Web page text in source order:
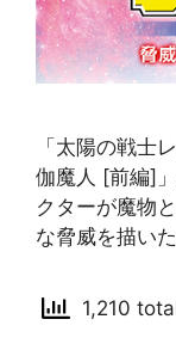
「太陽の戦士
伽魔人 [前編]
クターが魔物
な脅威を描い
1,210